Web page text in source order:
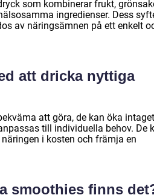
som kombinerar frukt,
ingredienser. Dess
av näringsämnen på ett enkelt
att dricka nyttiga
att göra, de kan öka
till individuella behov. De
i kosten och främja en
smoothies finns